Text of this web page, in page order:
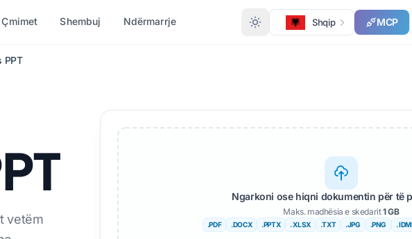
PDF në DOCX
PDF në TXT
InDesign në PDF
XLSX në PDF
TXT në XLSX
Afrikane
Slloven
Çmimet Shembuj Ndërmarrje Shqip MCP
PPT
vetëm
Ngarkoni ose hiqni dokumentin për të
Maks. madhësia e skedarit1 GB
.PDF .DOCX .PPTX . XLSX .TXT .JPG .PNG .